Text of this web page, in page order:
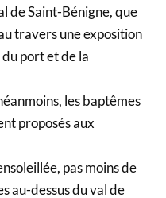
de Saint-Bénigne, que
travers une exposition
port et de la
les baptêmes
proposés aux
pas moins de
au-dessus du val de